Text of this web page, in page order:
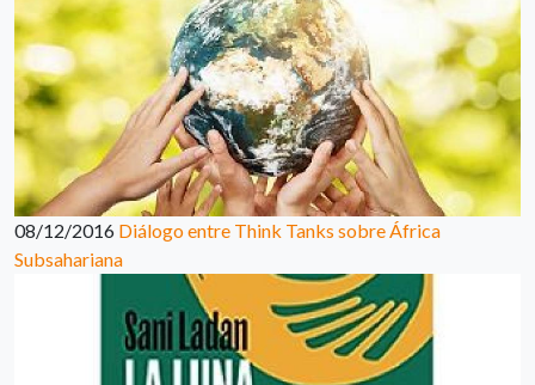
08/12/2016 Diálogo entre Think Tanks sobre África
Subsahariana